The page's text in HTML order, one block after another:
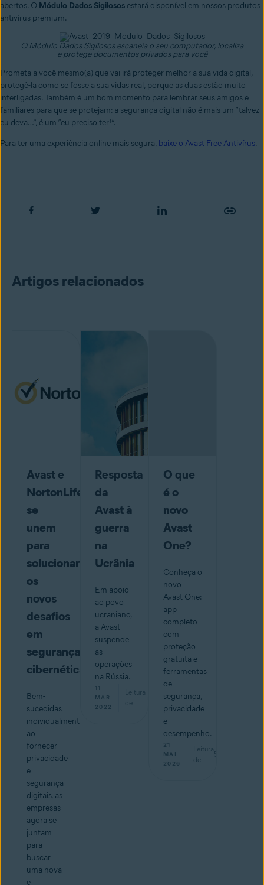
abertos. O Módulo Dados Sigilosos estará disponível em nossos produtos
antivírus premium.
O Módulo Dados Sigilososescaneia o seu computador, localiza
e protege documentos privados para você
Prometa a você mesmo(a) que vai irá proteger melhor a sua vida digital,
protegê-la como se fosse a sua vidas real, porque as duas estão muito
interligadas. Também é um bom momento para lembrar seus amigos e
familiares para que se protejam: a segurança digital não é mais um “talvez
eu deva…”, é um “eu preciso ter!”.
Para ter uma experiência online mais segura, baixe o Avast Free Antivírus.
Artigos relacionados
Avast e
NortonLifeLock
se
unem
para
solucionar
os
novos
desafios
em
segurança
cibernética
Bem-
sucedidas
individualmente
ao
fornecer
privacidade
e
segurança
digitais, as
empresas
agora se
juntam
para
buscar
uma nova
e
Resposta
da
Avast à
guerra
na
Ucrânia
Em apoio
ao povo
ucraniano,
a Avast
suspende
as
operações
na Rússia.
11
MAR
2022
Leitura
de
O que
é o
novo
Avast
One?
Conheça o
novo
Avast One:
app
completo
com
proteção
gratuita e
ferramentas
de
segurança,
privacidade
e
desempenho.
21
MAI
2026
Leitura
de
5